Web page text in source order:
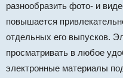
разнообразить фото- и
повышается
отдельных его выпусков.
просматривать в любое
электронные материалы